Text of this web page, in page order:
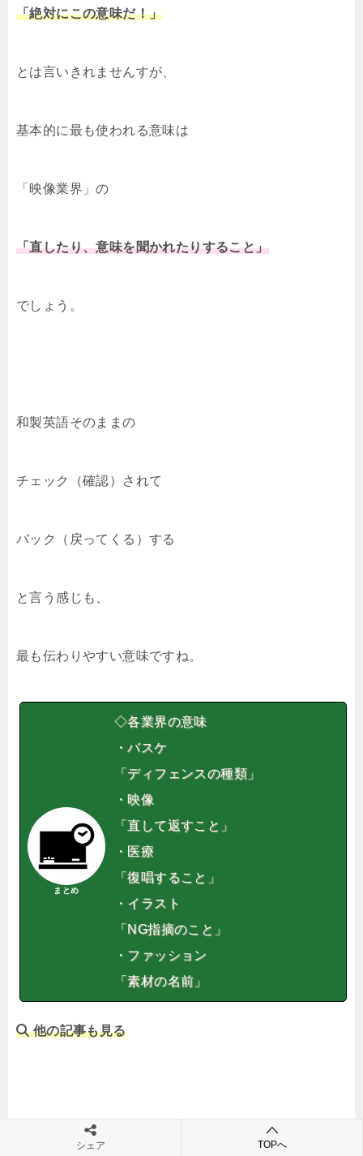
「絶対にこの意味だ！」
とは言いきれませんすが、
基本的に最も使われる意味は
「映像業界」の
「直したり、意味を聞かれたりすること」
でしょう。
和製英語そのままの
チェック（確認）されて
バック（戻ってくる）する
と言う感じも、
最も伝わりやすい意味ですね。
まとめ
◇各業界の意味
・バスケ
「ディフェンスの種類」
・映像
「直して返すこと」
・医療
「復唱すること」
・イラスト
「NG指摘のこと」
・ファッション
「素材の名前」
他の記事も見る
シェア TOPへ